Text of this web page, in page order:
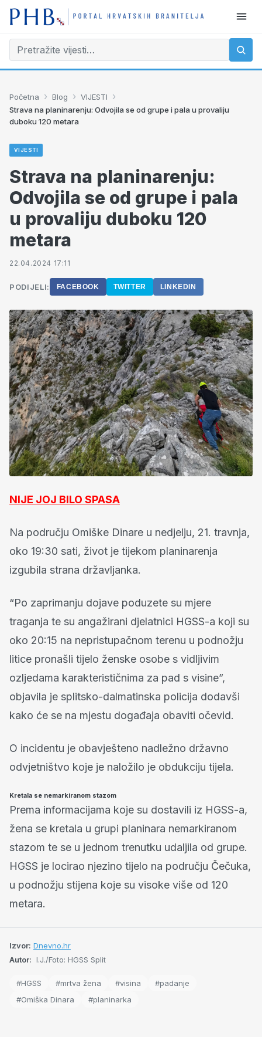
Početna › Blog › VIJESTI ›
Strava na planinarenju: Odvojila se od grupe i pala u provaliju
duboku 120 metara
VIJESTI
Strava na planinarenju:
Odvojila se od grupe i pala
u provaliju duboku 120
metara
22.04.2024 17:11
PODIJELI: FACEBOOK TWITTER LINKEDIN
NIJE JOJ BILO SPASA
Na području Omiške Dinare u nedjelju, 21. travnja,
oko 19:30 sati, život je tijekom planinarenja
izgubila strana državljanka.
“Po zaprimanju dojave poduzete su mjere
traganja te su angažirani djelatnici HGSS-a koji su
oko 20:15 na nepristupačnom terenu u podnožju
litice pronašli tijelo ženske osobe s vidljivim
ozljedama karakterističnima za pad s visine”,
objavila je splitsko-dalmatinska policija dodavši
kako će se na mjestu događaja obaviti očevid.
O incidentu je obavješteno nadležno državno
odvjetništvo koje je naložilo je obdukciju tijela.
Kretala se nemarkiranom stazom
Prema informacijama koje su dostavili iz HGSS-a,
žena se kretala u grupi planinara nemarkiranom
stazom te se u jednom trenutku udaljila od grupe.
HGSS je locirao njezino tijelo na području Čečuka,
u podnožju stijena koje su visoke više od 120
metara.
Izvor: Dnevno.hr
Autor: I.J./Foto: HGSS Split
#HGSS #mrtva žena #visina
#padanje
#Omiška Dinara
#planinarka